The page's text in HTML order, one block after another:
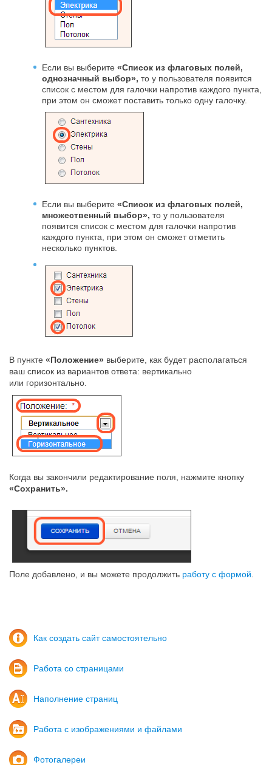
Если вы выберите «Список из флаговых полей,
однозначный выбор», то у пользователя появится
список с местом для галочки напротив каждого пункта,
при этом он сможет поставить только одну галочку.
Если вы выберите «Список из флаговых полей,
множественный выбор», то у пользователя
появится список с местом для галочки напротив
каждого пункта, при этом он сможет отметить
несколько пунктов.
В пункте «Положение» выберите, как будет располагаться
ваш список из вариантов ответа: вертикально
или горизонтально.
Когда вы закончили редактирование поля, нажмите кнопку
«Сохранить».
Поле добавлено, и вы можете продолжить работу с формой
Как создать сайт самостоятельно
Работа со страницами
Наполнение страниц
Работа с изображениями и файлами
Фотогалереи